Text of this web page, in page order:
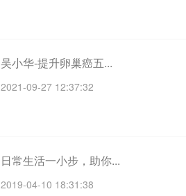
吴小华-提升卵巢癌五...
2021-09-27 12:37:32
日常生活一小步，助你...
2019-04-10 18:31:38